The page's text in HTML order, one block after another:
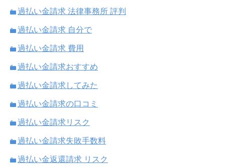
過払い金請求 法律事務所 評判
過払い金請求 自分で
過払い金請求 費用
過払い金請求おすすめ
過払い金請求してみた
過払い金請求の口コミ
過払い金請求リスク
過払い金請求失敗手数料
過払い金返還請求 リスク